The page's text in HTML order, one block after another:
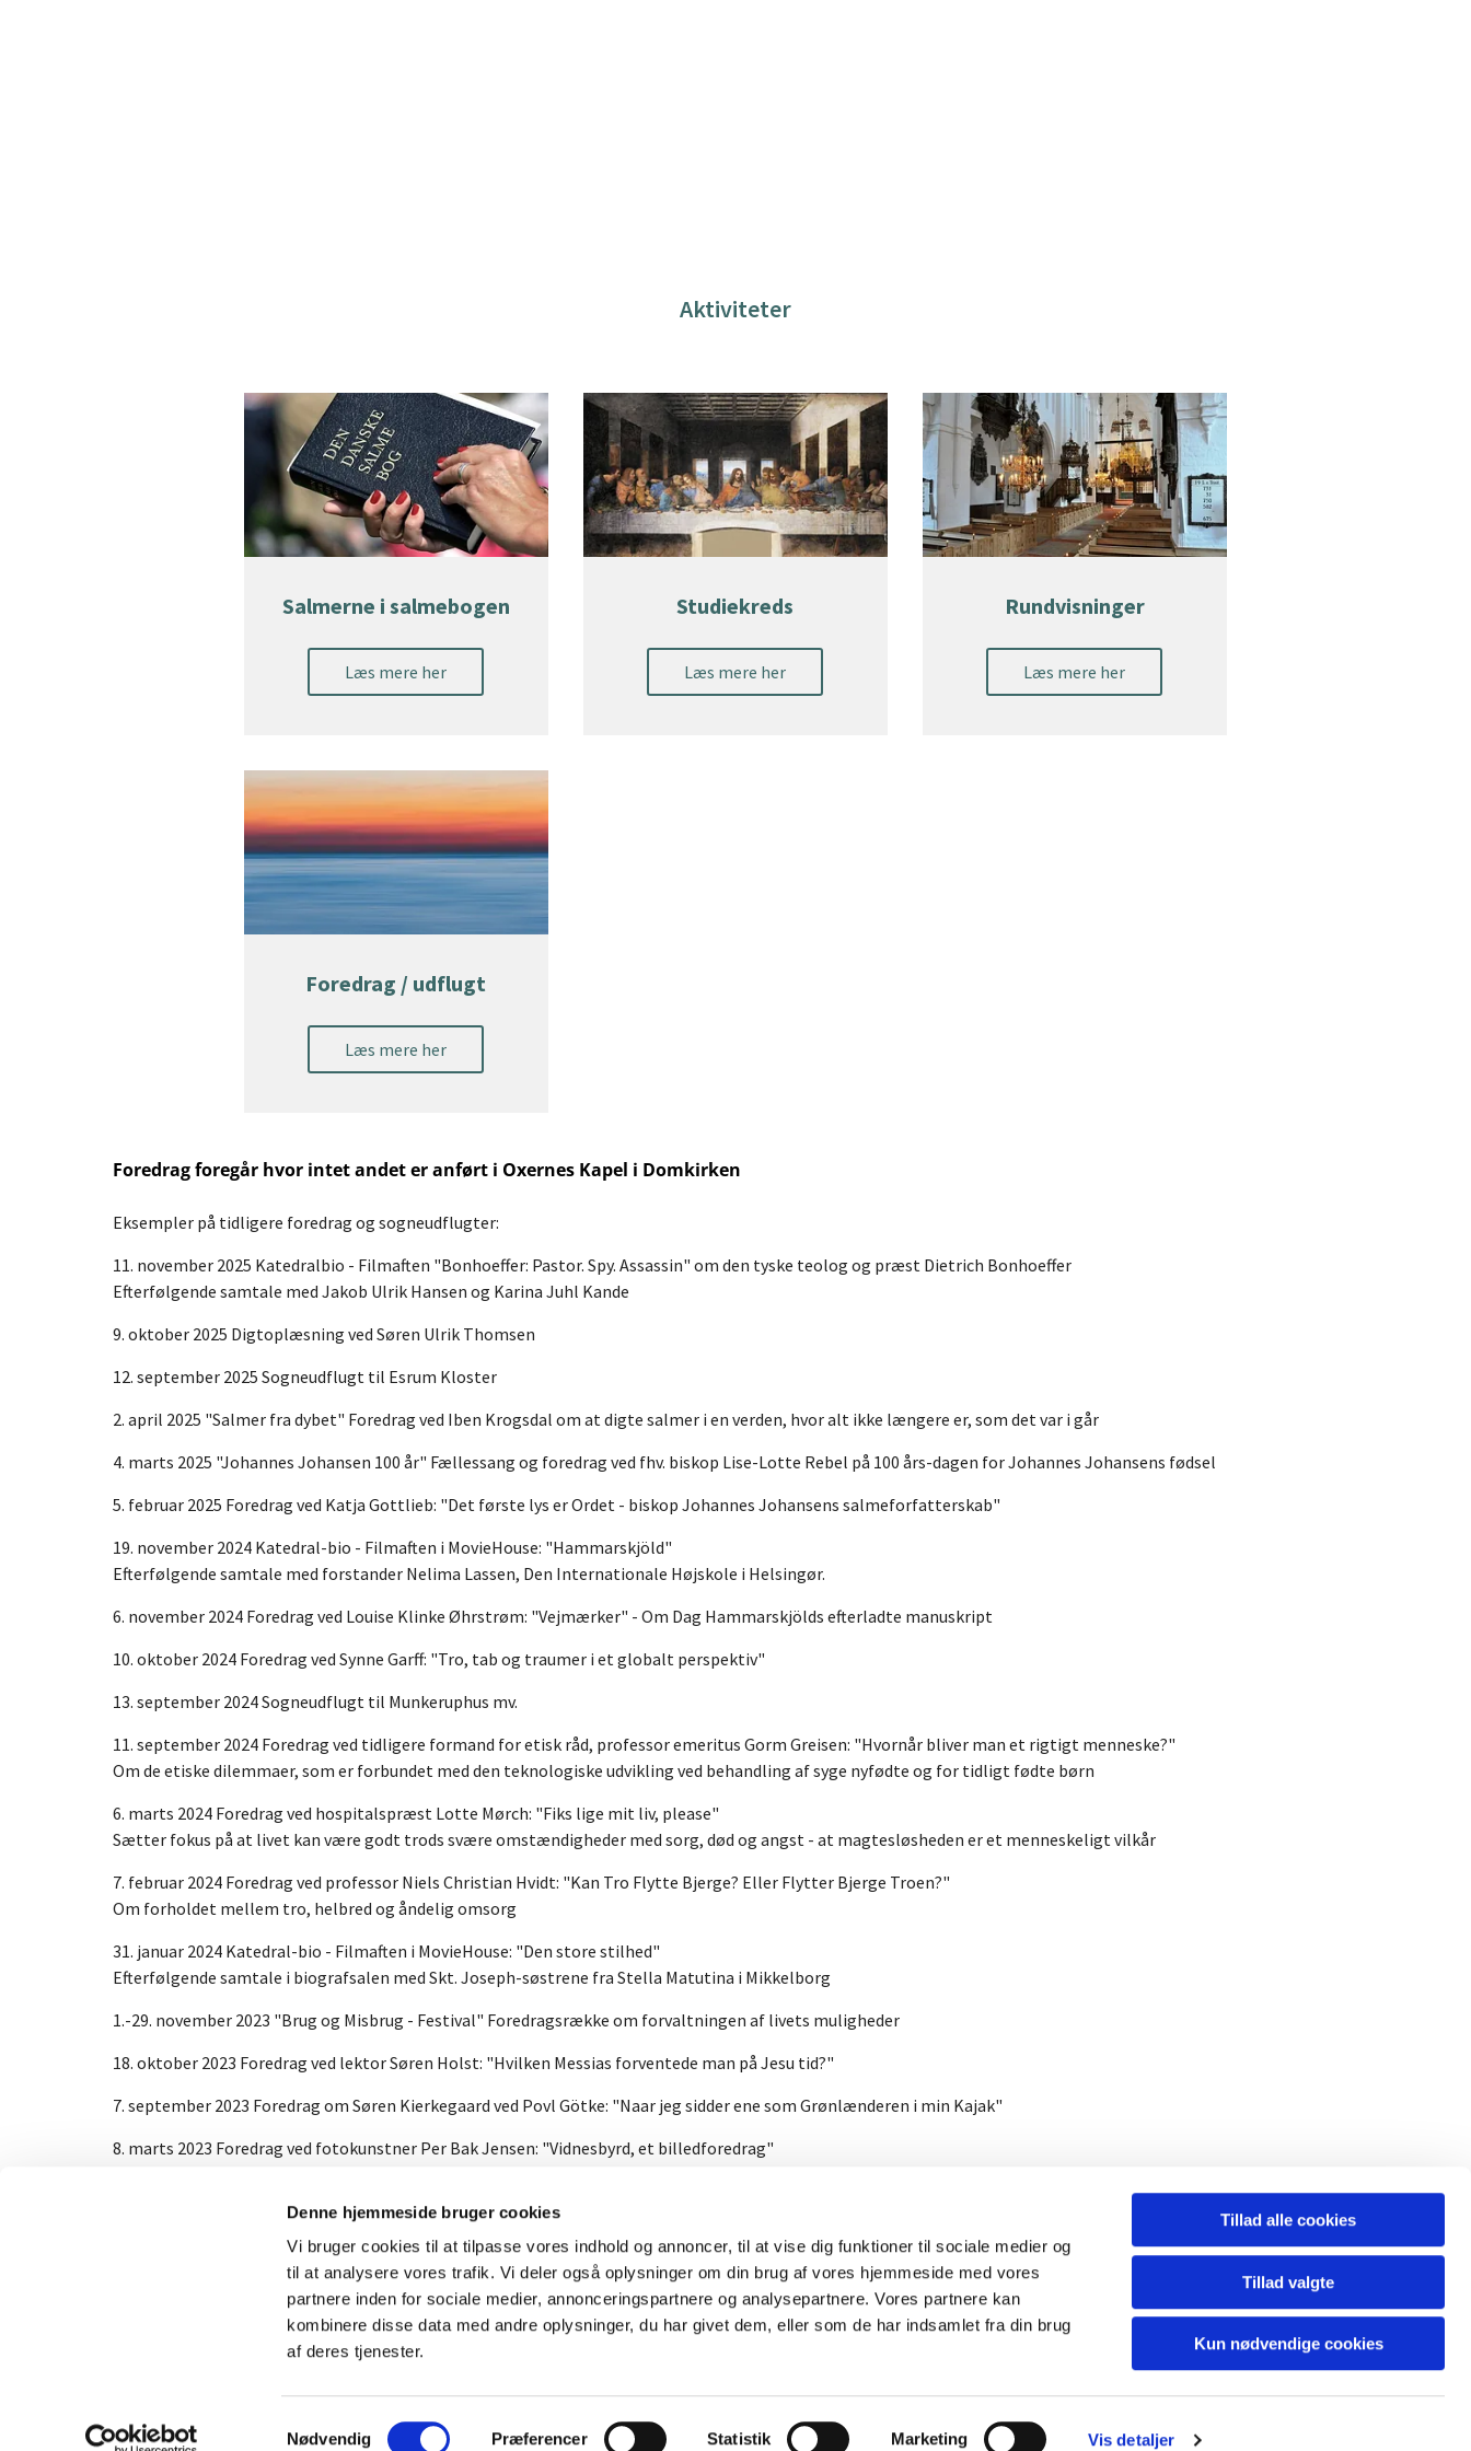
Denne hjemmeside bruger cookies
Vi bruger cookies til at tilpasse vores indhold og annoncer, til at vise dig funktioner til sociale medier og
til at analysere vores trafik. Vi deler også oplysninger om din brug af vores hjemmeside med vores
partnere inden for sociale medier, annonceringspartnere og analysepartnere. Vores partnere kan
kombinere disse data med andre oplysninger, du har givet dem, eller som de har indsamlet fra din brug
af deres tjenester.
Nødvendig Præferencer Statistik Marketing Vis detaljer
Tillad alle cookies
Tillad valgte
Kun nødvendige cookies
Aktiviteter
Salmerne i salmebogen
Læs mere her
Studiekreds
Læs mere her
Rundvisninger
Læs mere her
Foredrag / udflugt
Læs mere her
Foredrag foregår hvor intet andet er anført i Oxernes Kapel i Domkirken
Eksempler på tidligere foredrag og sogneudflugter:
11. november 2025 Katedralbio - Filmaften "Bonhoeffer: Pastor. Spy. Assassin" om den tyske teolog og præst Dietrich Bonhoeffer
Efterfølgende samtale med Jakob Ulrik Hansen og Karina Juhl Kande
9. oktober 2025 Digtoplæsning ved Søren Ulrik Thomsen
12. september 2025 Sogneudflugt til Esrum Kloster
2. april 2025 "Salmer fra dybet" Foredrag ved Iben Krogsdal om at digte salmer i en verden, hvor alt ikke længere er, som det var i går
4. marts 2025 "Johannes Johansen 100 år" Fællessang og foredrag ved fhv. biskop Lise-Lotte Rebel på 100 års-dagen for Johannes Johansens fødsel
5. februar 2025 Foredrag ved Katja Gottlieb: "Det første lys er Ordet - biskop Johannes Johansens salmeforfatterskab"
19. november 2024 Katedral-bio - Filmaften i MovieHouse: "Hammarskjöld"
Efterfølgende samtale med forstander Nelima Lassen, Den Internationale Højskole i Helsingør.
6. november 2024 Foredrag ved Louise Klinke Øhrstrøm: "Vejmærker" - Om Dag Hammarskjölds efterladte manuskript
10. oktober 2024 Foredrag ved Synne Garff: "Tro, tab og traumer i et globalt perspektiv"
13. september 2024 Sogneudflugt til Munkeruphus mv.
11. september 2024 Foredrag ved tidligere formand for etisk råd, professor emeritus Gorm Greisen: "Hvornår bliver man et rigtigt menneske?"
Om de etiske dilemmaer, som er forbundet med den teknologiske udvikling ved behandling af syge nyfødte og for tidligt fødte børn
6. marts 2024 Foredrag ved hospitalspræst Lotte Mørch: "Fiks lige mit liv, please"
Sætter fokus på at livet kan være godt trods svære omstændigheder med sorg, død og angst - at magtesløsheden er et menneskeligt vilkår
7. februar 2024 Foredrag ved professor Niels Christian Hvidt: "Kan Tro Flytte Bjerge? Eller Flytter Bjerge Troen?"
Om forholdet mellem tro, helbred og åndelig omsorg
31. januar 2024 Katedral-bio - Filmaften i MovieHouse: "Den store stilhed"
Efterfølgende samtale i biografsalen med Skt. Joseph-søstrene fra Stella Matutina i Mikkelborg
1.-29. november 2023 "Brug og Misbrug - Festival" Foredragsrække om forvaltningen af livets muligheder
18. oktober 2023 Foredrag ved lektor Søren Holst: "Hvilken Messias forventede man på Jesu tid?"
7. september 2023 Foredrag om Søren Kierkegaard ved Povl Götke: "Naar jeg sidder ene som Grønlænderen i min Kajak"
8. marts 2023 Foredrag ved fotokunstner Per Bak Jensen: "Vidnesbyrd, et billedforedrag"
Kontakt Cookiepolitik